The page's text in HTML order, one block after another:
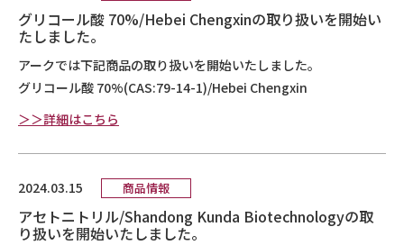
グリコール酸 70%/Hebei Chengxinの取り扱いを開始い
たしました。
アークでは下記商品の取り扱いを開始いたしました。
グリコール酸 70%(CAS:79-14-1)/Hebei Chengxin
＞＞詳細はこちら
2024.03.15 商品情報
アセトニトリル/Shandong Kunda Biotechnologyの取
り扱いを開始いたしました。